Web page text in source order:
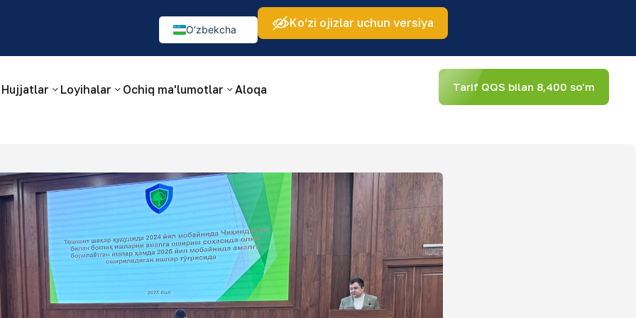
Изображения: 👁
O‘zbekcha
Русский
Ko‘zi ojizlar uchun versiya
Hujjatlar Loyihalar Ochiq ma'lumotlar Aloqa Tarif QQS bilan 8,400 so'm